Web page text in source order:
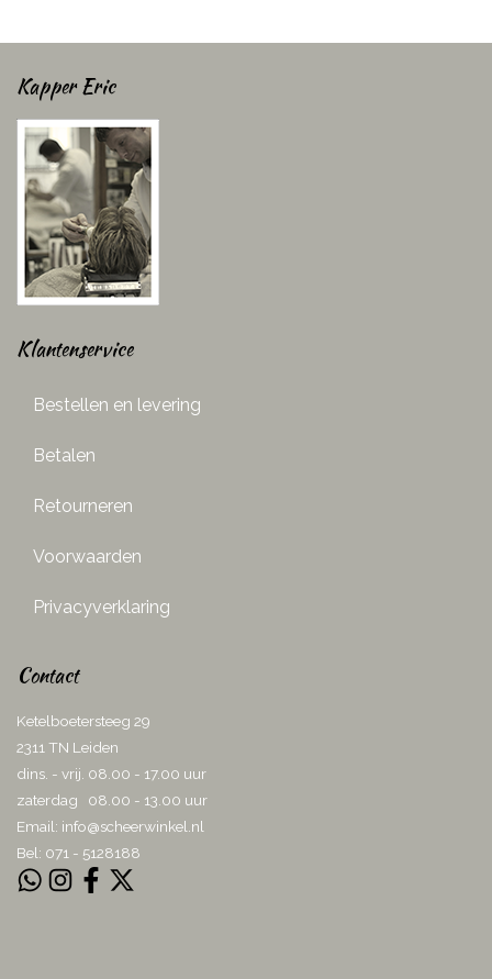
Kapper Eric
Klantenservice
Bestellen en levering
Betalen
Retourneren
Voorwaarden
Privacyverklaring
Contact
Ketelboetersteeg 29
2311 TN Leiden
dins. - vrij. 08.00 - 17.00 uur
zaterdag 08.00 - 13.00 uur
Email: info@scheerwinkel.nl
Bel: 071 - 5128188